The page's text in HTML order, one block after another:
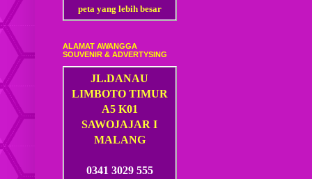
peta yang lebih besar
ALAMAT AWANGGA
SOUVENIR & ADVERTYSING
JL.DANAU
LIMBOTO TIMUR
A5 K01
SAWOJAJAR I
MALANG
0341 3029 555